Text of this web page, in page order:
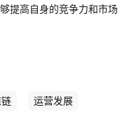
提高自身的竞争力和市场
运营发展